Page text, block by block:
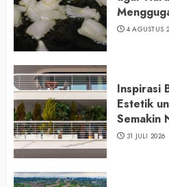
4 AGUSTUS
Inspirasi
Estetik
Semakin
31 JULI 2026